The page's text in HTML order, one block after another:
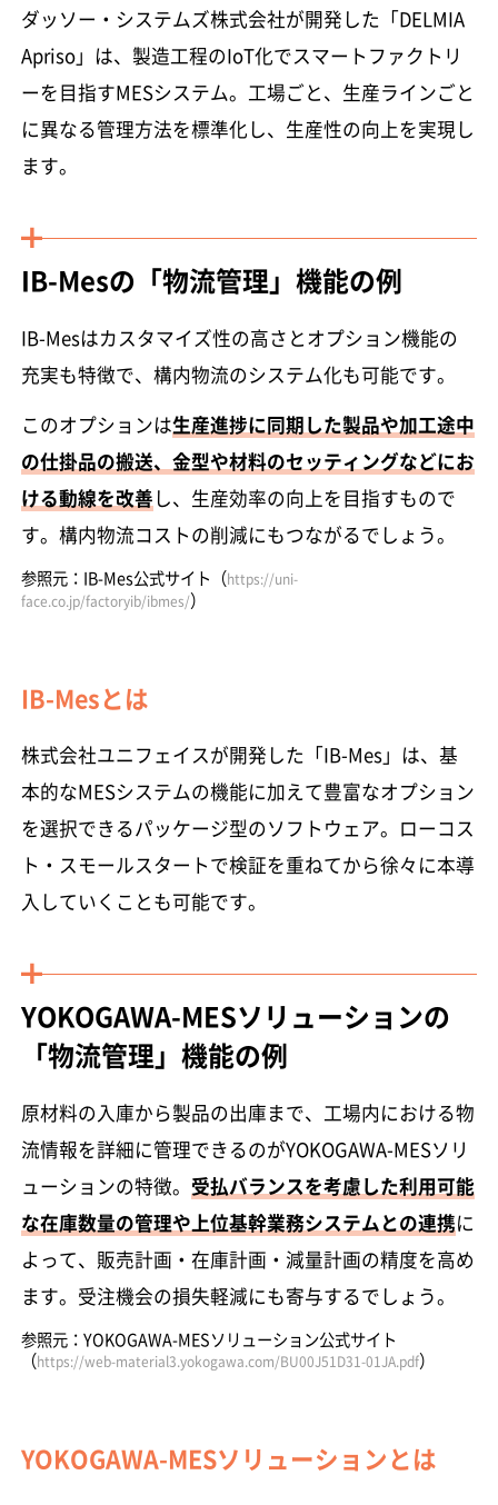
ダッソー・システムズ株式会社が開発した「DELMIA
Apriso」は、製造工程のIoT化でスマートファクトリ
ーを目指すMESシステム。工場ごと、生産ラインごと
に異なる管理方法を標準化し、生産性の向上を実現し
ます。
IB-Mesの「物流管理」機能の例
IB-Mesはカスタマイズ性の高さとオプション機能の
充実も特徴で、構内物流のシステム化も可能です。
このオプションは生産進捗に同期した製品や加工途中
の仕掛品の搬送、金型や材料のセッティングなどにお
ける動線を改善 し、生産効率の向上を目指すもので
す。構内物流コストの削減にもつながるでしょう。
参照元：IB-Mes公式サイト（https://uni-
face.co.jp/factoryib/ibmes/）
IB-Mesとは
株式会社ユニフェイスが開発した「IB-Mes」は、基
本的なMESシステムの機能に加えて豊富なオプション
を選択できるパッケージ型のソフトウェア。ローコス
ト・スモールスタートで検証を重ねてから徐々に本導
入していくことも可能です。
YOKOGAWA-MESソリューションの
「物流管理」機能の例
原材料の入庫から製品の出庫まで、工場内における物
流情報を詳細に管理できるのがYOKOGAWA-MESソリ
ューションの特徴。 受払バランスを考慮した利用可能
な在庫数量の管理や上位基幹業務システムとの連携に
よって、販売計画・在庫計画・減量計画の精度を高め
ます。受注機会の損失軽減にも寄与するでしょう。
参照元：YOKOGAWA-MESソリューション公式サイト
（https://web-material3.yokogawa.com/BU00J51D31-01JA.pdf）
YOKOGAWA-MESソリューションとは